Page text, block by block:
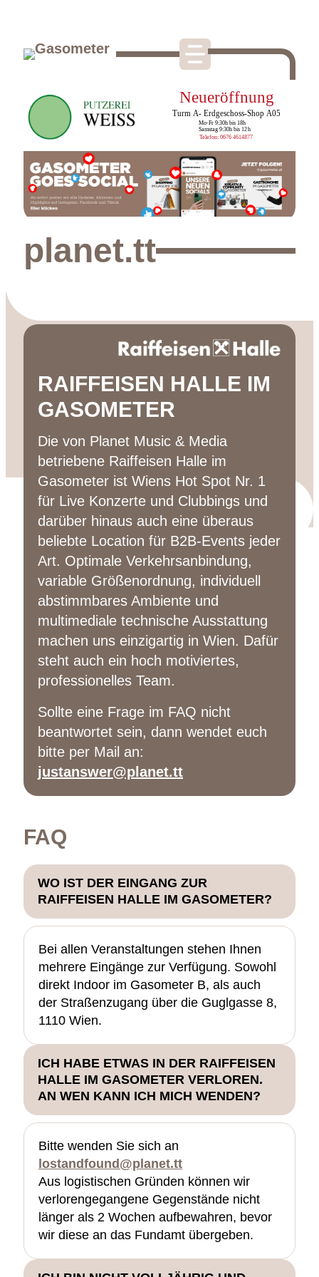
1,5 stunden gratis parken
Gasometer A und C
paketdienst myflexbox
planet.tt
RAIFFEISEN HALLE IM
GASOMETER
Die von Planet Music & Media
betriebene Raiffeisen Halle im
Gasometer ist Wiens Hot Spot Nr. 1
für Live Konzerte und Clubbings und
darüber hinaus auch eine überaus
beliebte Location für B2B-Events jeder
Art. Optimale Verkehrsanbindung,
variable Größenordnung, individuell
abstimmbares Ambiente und
multimediale technische Ausstattung
machen uns einzigartig in Wien. Dafür
steht auch ein hoch motiviertes,
professionelles Team.
Sollte eine Frage im FAQ nicht
beantwortet sein, dann wendet euch
bitte per Mail an:
justanswer@planet.tt
FAQ
WO IST DER EINGANG ZUR
RAIFFEISEN HALLE IM GASOMETER?
Bei allen Veranstaltungen stehen Ihnen
mehrere Eingänge zur Verfügung. Sowohl
direkt Indoor im Gasometer B, als auch
der Straßenzugang über die Guglgasse 8,
1110 Wien.
ICH HABE ETWAS IN DER RAIFFEISEN
HALLE IM GASOMETER VERLOREN.
AN WEN KANN ICH MICH WENDEN?
Bitte wenden Sie sich an
lostandfound@planet.tt
Aus logistischen Gründen können wir
verlorengegangene Gegenstände nicht
länger als 2 Wochen aufbewahren, bevor
wir diese an das Fundamt übergeben.